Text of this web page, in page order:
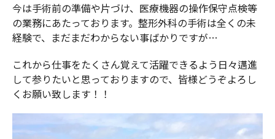
今は手術前の準備や片づけ、医療機器の操作保守点検等
の業務にあたっております。整形外科の手術は全くの未
経験で、まだまだわからない事ばかりですが…
これから仕事をたくさん覚えて活躍できるよう日々邁進
して参りたいと思っておりますので、皆様どうぞよろし
くお願い致します！！